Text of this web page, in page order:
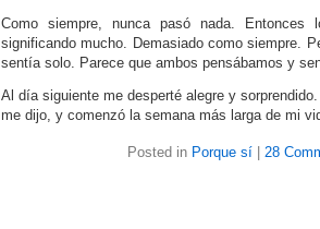
Como siempre, nunca pasó nada. Entonces
significando mucho. Demasiado como siempre.
sentía solo. Parece que ambos pensábamos y
Al día siguiente me desperté alegre y
me dijo, y comenzó la semana más larga de mi
Posted in Porque sí 28